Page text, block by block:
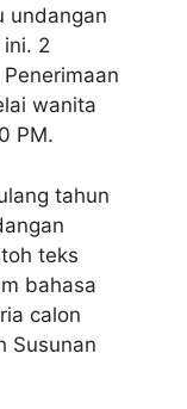
undangan
2
wanita
PM.
tahun
teks
bahasa
calon
Susunan